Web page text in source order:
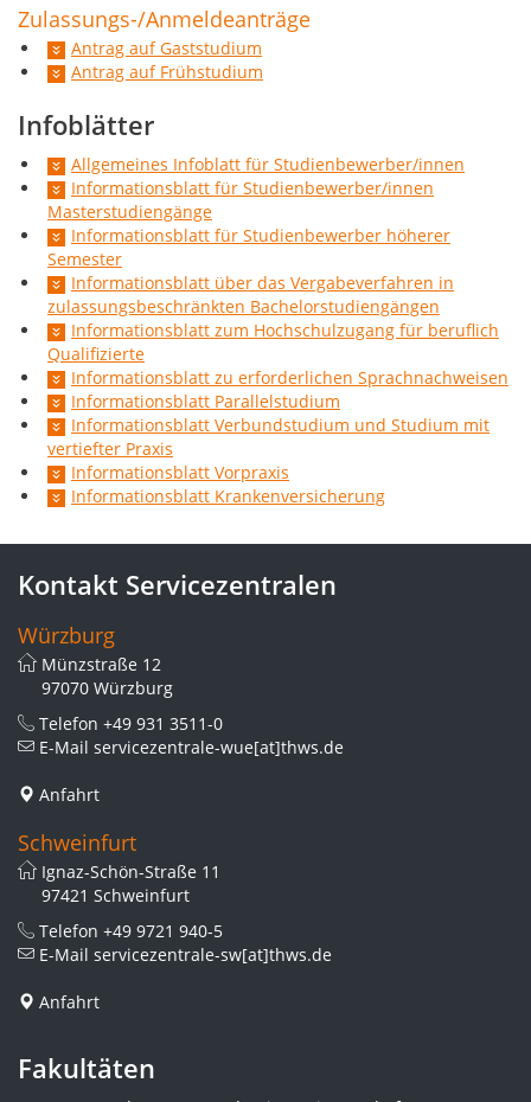
Zulassungs-/Anmeldeanträge
Antrag auf Gaststudium
Antrag auf Frühstudium
Infoblätter
Allgemeines Infoblatt für Studienbewerber/innen
Informationsblatt für Studienbewerber/innen
Masterstudiengänge
Informationsblatt für Studienbewerber höherer
Semester
Informationsblatt über das Vergabeverfahren in
zulassungsbeschränkten Bachelorstudiengängen
Informationsblatt zum Hochschulzugang für beruflich
Qualifizierte
Informationsblatt zu erforderlichen Sprachnachweisen
Informationsblatt Parallelstudium
Informationsblatt Verbundstudium und Studium mit
vertiefter Praxis
Informationsblatt Vorpraxis
Informationsblatt Krankenversicherung
Kontakt Servicezentralen
Würzburg
Münzstraße 12
97070 Würzburg
Telefon +49 931 3511-0
E-Mail servicezentrale-wue[at]thws.de
Anfahrt
Schweinfurt
Ignaz-Schön-Straße 11
97421 Schweinfurt
Telefon +49 9721 940-5
E-Mail servicezentrale-sw[at]thws.de
Anfahrt
Fakultäten